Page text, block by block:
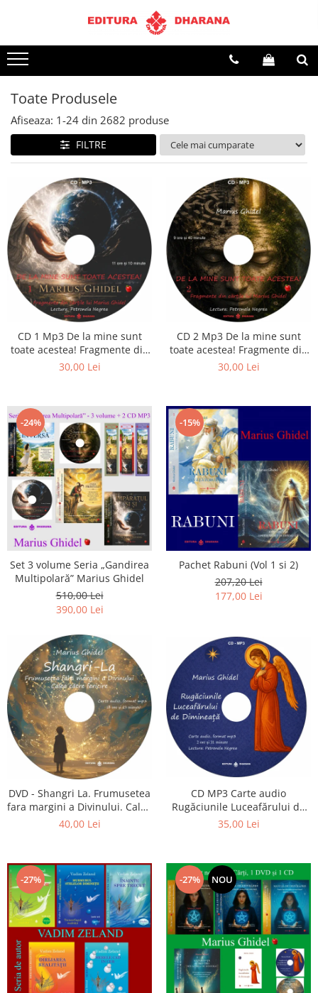
Terapii
Dietoterapie
Toate Produsele
Afiseaza: 1-24 din 2682 produse
FILTRE
CD 1 Mp3 De la mine sunt
toate acestea! Fragmente din
cărțile lui Marius Ghidel
30,00 Lei
CD 2 Mp3 De la mine sunt
toate acestea! Fragmente din
cărțile lui Marius Ghidel
30,00 Lei
-24%
Set 3 volume Seria „Gandirea
Multipolară” Marius Ghidel
510,00 Lei
390,00 Lei
-15%
Pachet Rabuni (Vol 1 si 2)
207,20 Lei
177,00 Lei
DVD - Shangri La. Frumusetea
fara margini a Divinului. Calea
catre fericire
40,00 Lei
CD MP3 Carte audio
Rugăciunile Luceafărului de
dimineață
35,00 Lei
-27% -27% NOU